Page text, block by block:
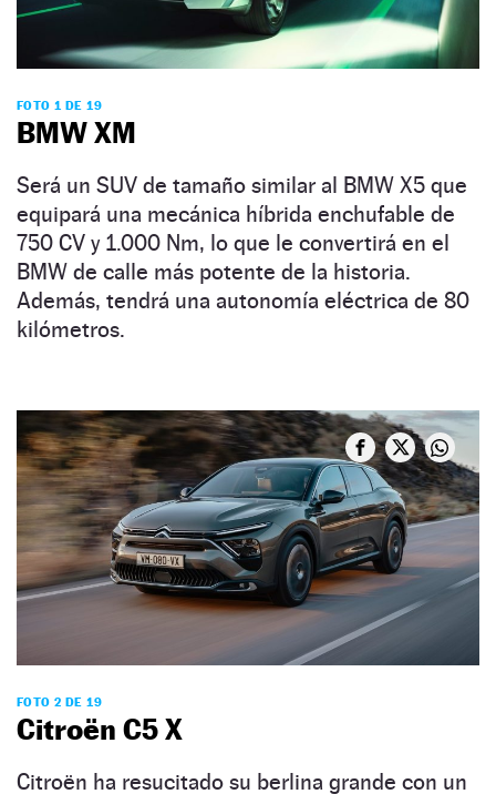
FOTO 1 DE 19
BMW XM
Será un SUV de tamaño similar al BMW X5 que
equipará una mecánica híbrida enchufable de
750 CV y 1.000 Nm, lo que le convertirá en el
BMW de calle más potente de la historia.
Además, tendrá una autonomía eléctrica de 80
kilómetros.
FOTO 2 DE 19
Citroën C5 X
Citroën ha resucitado su berlina grande con un